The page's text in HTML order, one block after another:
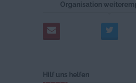
Organisation
Hilf uns helfen